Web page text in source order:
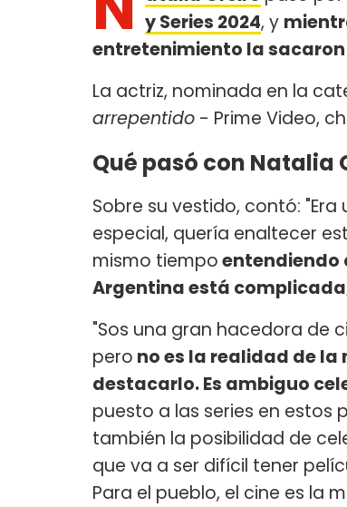
y Series 2024, y
entretenimiento la
La actriz, nominada en la
arrepentido - Prime Video,
Qué pasó con Natalia
Sobre su vestido, contó:
especial, quería enaltecer
mismo tiempoentendiendo
Argentina está
"Sos una gran hacedora de
pero no es la realidad de
destacarlo. Es ambiguo
puesto a las series en estos
también la posibilidad de
que va a ser difícil tener
Para el pueblo, el cine es la